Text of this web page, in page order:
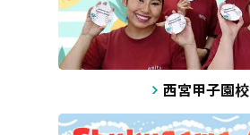
西宮甲子園校